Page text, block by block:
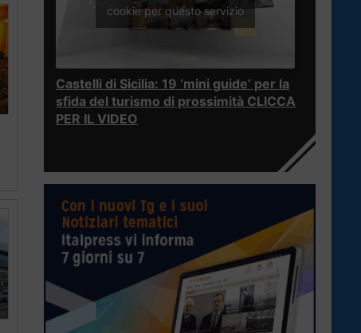
cookie per questo servizio
Castelli di Sicilia: 19 ‘mini guide’ per la
sfida del turismo di prossimità CLICCA
PER IL VIDEO